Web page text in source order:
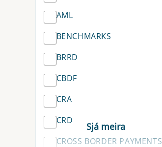
AML
BENCHMARKS
BRRD
CBDF
CRA
CRD
CROSS BORDER PAYMENTS